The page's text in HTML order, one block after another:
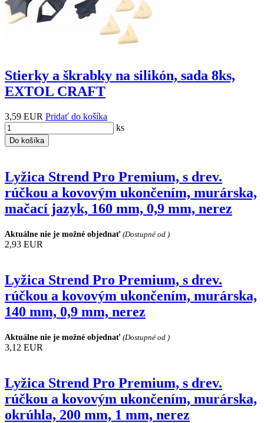
Stierky a škrabky na silikón, sada 8ks,
EXTOL CRAFT
3,59 EUR Pridať do košíka
ks
Do košíka
Lyžica Strend Pro Premium, s drev.
rúčkou a kovovým ukončením, murárska,
mačací jazyk, 160 mm, 0,9 mm, nerez
Aktuálne nie je možné objednať (Dostupné od )
2,93 EUR
Lyžica Strend Pro Premium, s drev.
rúčkou a kovovým ukončením, murárska,
140 mm, 0,9 mm, nerez
Aktuálne nie je možné objednať (Dostupné od )
3,12 EUR
Lyžica Strend Pro Premium, s drev.
rúčkou a kovovým ukončením, murárska,
okrúhla, 200 mm, 1 mm, nerez